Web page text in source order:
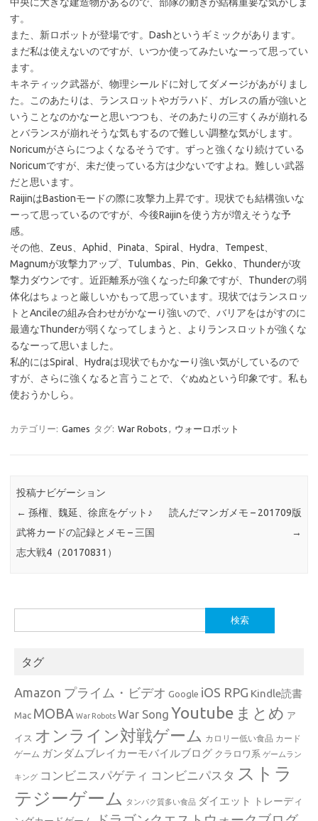
中央に大きな建造物があるので、部隊の動きが結構重要な気がしま
す。
また、新ロボットが登場です。Dashというギミックがあります。
まだ私は使えないのですが、いつか使ってみたいなーって思ってい
ます。
キネティック武器が、物理シールドに対してダメージがあがりまし
た。このあたりは、ランスロットやガラハド、ガレスの盾が強いと
いうことなのかなーと思いつつも、そのあたりの三すくみが崩れる
とバランスが崩れそうな気もするので難しい調整な気がします。
Noricumがさらにつよくなるそうです。ずっと強くなり続けている
Noricumですが、未だ使っている方は少ないですよね。難しい武器
だと思います。
RaijinはBastionモードの際に攻撃力上昇です。現状でも結構強いな
ーって思っているのですが、今後Raijinを使う方が増えそうな予
感。
その他、Zeus、Aphid、Pinata、Spiral、Hydra、Tempest、
Magnumが攻撃力アップ、Tulumbas、Pin、Gekko、Thunderが攻
撃力ダウンです。近距離系が強くなった印象ですが、Thunderの弱
体化はちょっと厳しいかもって思っています。現状ではランスロッ
トとAncileの組み合わせがかなーり強いので、バリアをはがすのに
最適なThunderが弱くなってしまうと、よりランスロットが強くな
るなーって思いました。
私的にはSpiral、Hydraは現状でもかなーり強い気がしているので
すが、さらに強くなると言うことで、ぐぬぬという印象です。私も
使おうかしら。
カテゴリー: Games タグ: War Robots , ウォーロボット
投稿ナビゲーション
← 孫権、魏延、徐庶をゲット♪
武将カードの記録とメモ – 三国
志大戦4（20170831）
読んだマンガメモ – 201709版
→
索:
タグ
Amazon プライム・ビデオ Google iOS RPG Kindle読書
Mac MOBA War Robots War Song Youtube まとめ ア
イス オンライン対戦ゲーム カロリー低い食品 カード
ゲーム ガンダムブレイカーモバイルブログ クラロワ系 ゲームラン
キング コンビニスパゲティ コンビニパスタ ストラ
テジーゲーム
タンパク質多い食品 ダイエット
トレーディ